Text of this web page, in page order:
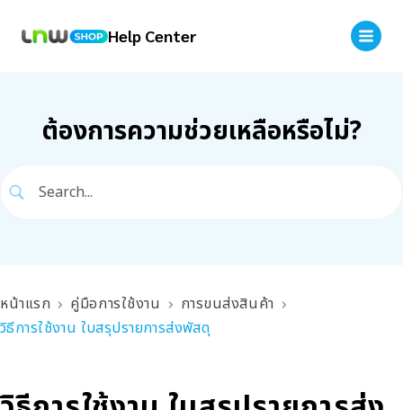
Help Center
ต้องการความช่วยเหลือหรือไม่?
หน้าแรก คู่มือการใช้งาน
การขนส่งสินค้า
วิธีการใช้งาน ใบสรุปรายการส่งพัสดุ